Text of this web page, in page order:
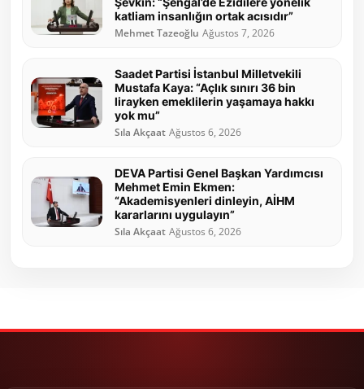
katliam insanlığın ortak acısıdır”
Mehmet Tazeoğlu Ağustos 7, 2026
Saadet Partisi İstanbul Milletvekili
Mustafa Kaya: “Açlık sınırı 36 bin
lirayken emeklilerin yaşamaya hakkı
yok mu”
Sıla Akçaat Ağustos 6, 2026
DEVA Partisi Genel Başkan Yardımcısı
Mehmet Emin Ekmen:
“Akademisyenleri dinleyin, AİHM
kararlarını uygulayın”
Sıla Akçaat Ağustos 6, 2026